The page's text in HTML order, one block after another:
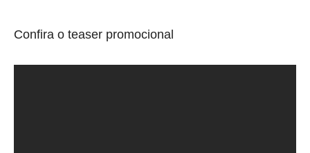
Confira o teaser promocional